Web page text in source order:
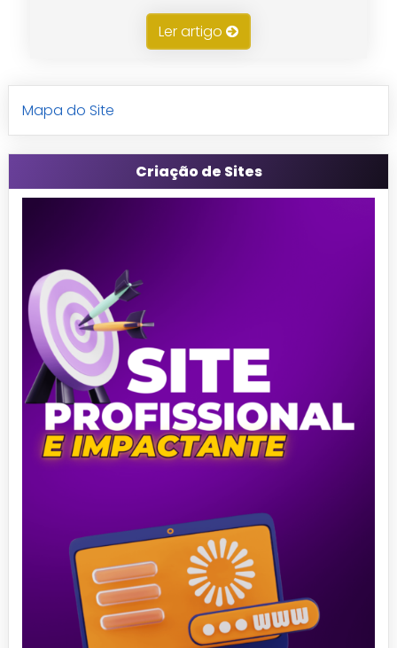
Ler artigo
Mapa do Site
Criação de Sites